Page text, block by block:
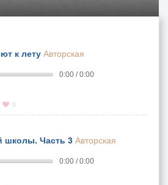
к лету Авторская
0:00 / 0:00
0
школы. Часть 3 Авторская
0:00 / 0:00